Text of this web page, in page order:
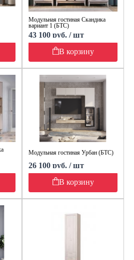
Модульная гостиная Скандика
вариант 1 (БТС)
43 100 руб. / шт
В корзину
Модульная гостиная Урбан (БТС)
26 100 руб. / шт
В корзину